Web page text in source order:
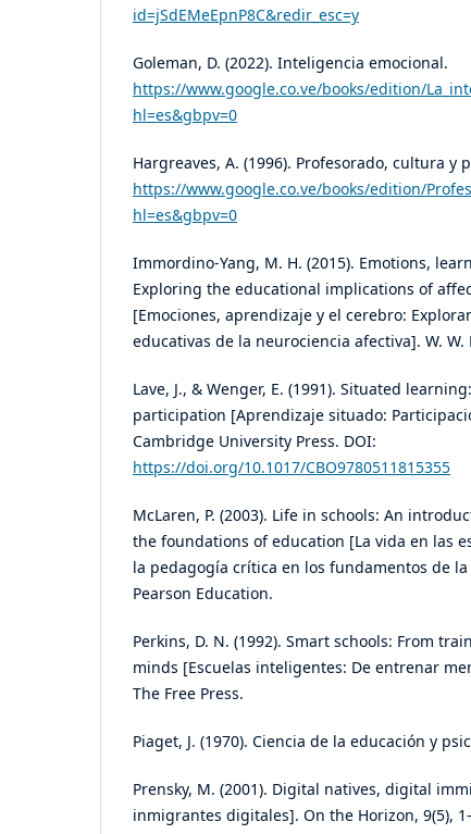
id=jSdEMeEpnP8C&redir_esc=y
Goleman, D. (2022). Inteligencia emocional.
https://www.google.co.ve/books/edition/
hl=es&gbpv=0
Hargreaves, A. (1996). Profesorado, cultura y
https://www.google.co.ve/books/edition/
hl=es&gbpv=0
Immordino-Yang, M. H. (2015). Emotions,
Exploring the educational implications of
[Emociones, aprendizaje y el cerebro:
educativas de la neurociencia afectiva]. W. W.
Lave, J., & Wenger, E. (1991). Situated
participation [Aprendizaje situado:
Cambridge University Press. DOI:
https://doi.org/10.1017/CBO9780511815355
McLaren, P. (2003). Life in schools: An
the foundations of education [La vida en las
la pedagogía crítica en los fundamentos de
Pearson Education.
Perkins, D. N. (1992). Smart schools: From
minds [Escuelas inteligentes: De entrenar
The Free Press.
Piaget, J. (1970). Ciencia de la educación y
Prensky, M. (2001). Digital natives, digital
inmigrantes digitales]. On the Horizon, 9(5),